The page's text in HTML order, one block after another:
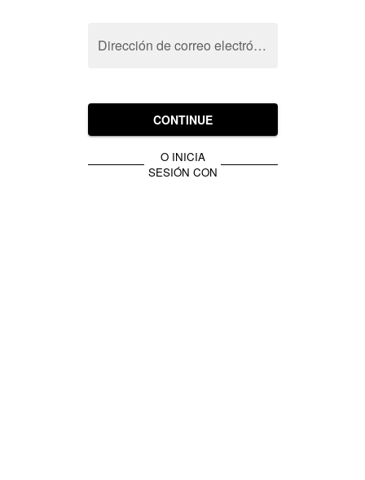
Dirección de correo electrónico
CONTINUE
O INICIA
SESIÓN CON